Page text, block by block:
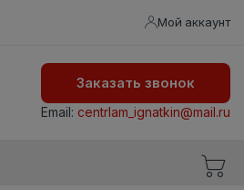
Мой аккаунт
Заказать звонок
Email: centrlam_ignatkin@mail.ru